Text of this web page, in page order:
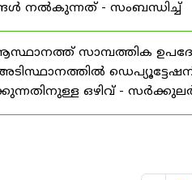
നൽകുന്നത് - സംബന്ധിച്ച്
സാമ്പത്തിക
ഒഴിവ് -